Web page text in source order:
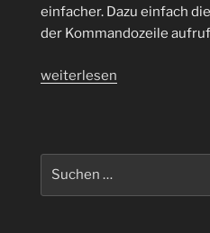
einfacher. Dazu einfach
der Kommandozeile
„.gitignore
weiterlesen